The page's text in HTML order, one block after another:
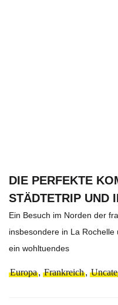
DIE PERFEKTE
STÄDTETRIP UND
Ein Besuch im Norden der
insbesondere in La
ein wohltuendes
Europa, Frankreich,